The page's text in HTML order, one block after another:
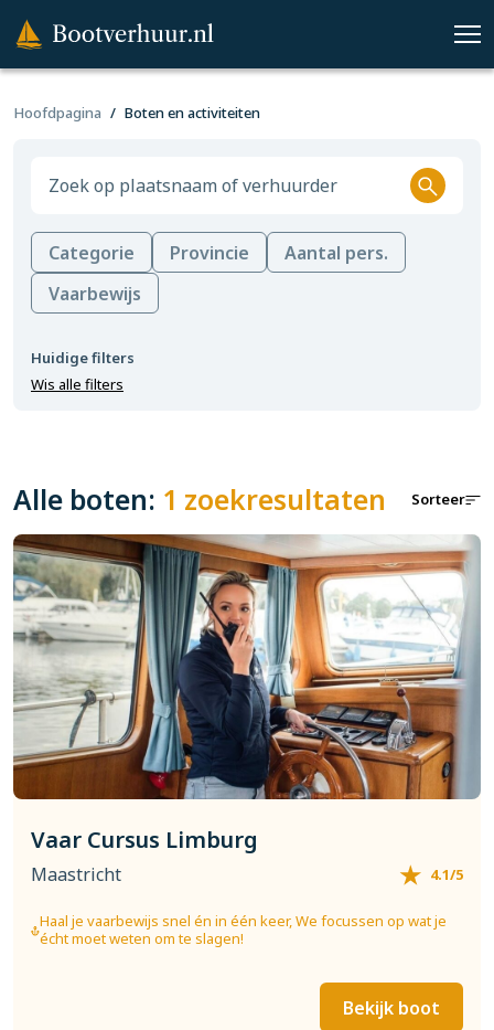
Hoofdpagina Boten en activiteiten
Categorie Provincie
Aantal pers.
Vaarbewijs
Huidige filters
Wis alle filters
Alle boten: 1 zoekresultaten Sorteer
Vaar Cursus Limburg
Maastricht 4.1/5
Haal je vaarbewijs snel én in één keer, We focussen op wat je
écht moet weten om te slagen!
Bekijk boot